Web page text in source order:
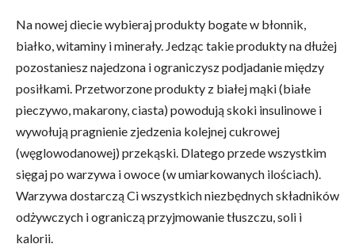
Na nowej diecie wybieraj produkty bogate w błonnik,
białko, witaminy i minerały. Jedząc takie produkty na dłużej
pozostaniesz najedzona i ograniczysz podjadanie między
posiłkami. Przetworzone produkty z białej mąki (białe
pieczywo, makarony, ciasta) powodują skoki insulinowe i
wywołują pragnienie zjedzenia kolejnej cukrowej
(węglowodanowej) przekąski. Dlatego przede wszystkim
sięgaj po warzywa i owoce (w umiarkowanych ilościach).
Warzywa dostarczą Ci wszystkich niezbędnych składników
odżywczych i ograniczą przyjmowanie tłuszczu, soli i
kalorii.